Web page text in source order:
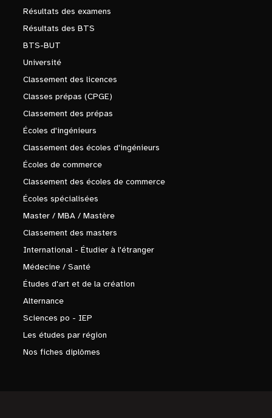
Résultats des examens
Résultats des BTS
BTS-BUT
Université
Classement des licences
Classes prépas (CPGE)
Classement des prépas
Écoles d'ingénieurs
Classement des écoles d'ingénieurs
Écoles de commerce
Classement des écoles de commerce
Écoles spécialisées
Master / MBA / Mastère
Classement des masters
International - Étudier à l'étranger
Médecine / Santé
Études d'art et de la création
Alternance
Sciences po - IEP
Les études par région
Nos fiches diplômes